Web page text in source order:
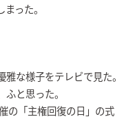
った。
な様子をテレビで見た。
と思った。
の「主権回復の日」の式